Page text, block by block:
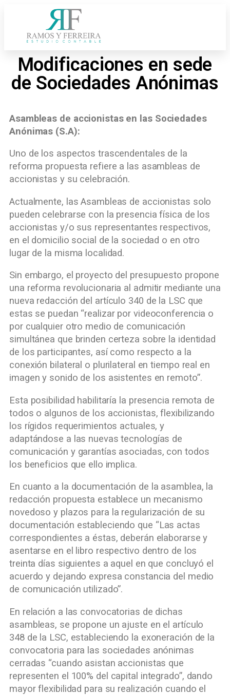
Modificaciones en sede
de Sociedades Anónimas
Asambleas de accionistas en las Sociedades
Anónimas (S.A):
Uno de los aspectos trascendentales de la
reforma propuesta refiere a las asambleas de
accionistas y su celebración.
Actualmente, las Asambleas de accionistas solo
pueden celebrarse con la presencia física de los
accionistas y/o sus representantes respectivos,
en el domicilio social de la sociedad o en otro
lugar de la misma localidad.
Sin embargo, el proyecto del presupuesto propone
una reforma revolucionaria al admitir mediante una
nueva redacción del artículo 340 de la LSC que
estas se puedan “realizar por videoconferencia o
por cualquier otro medio de comunicación
simultánea que brinden certeza sobre la identidad
de los participantes, así como respecto a la
conexión bilateral o plurilateral en tiempo real en
imagen y sonido de los asistentes en remoto”.
Esta posibilidad habilitaría la presencia remota de
todos o algunos de los accionistas, flexibilizando
los rígidos requerimientos actuales, y
adaptándose a las nuevas tecnologías de
comunicación y garantías asociadas, con todos
los beneficios que ello implica.
En cuanto a la documentación de la asamblea, la
redacción propuesta establece un mecanismo
novedoso y plazos para la regularización de su
documentación estableciendo que “Las actas
correspondientes a éstas, deberán elaborarse y
asentarse en el libro respectivo dentro de los
treinta días siguientes a aquel en que concluyó el
acuerdo y dejando expresa constancia del medio
de comunicación utilizado”.
En relación a las convocatorias de dichas
asambleas, se propone un ajuste en el artículo
348 de la LSC, estableciendo la exoneración de la
convocatoria para las sociedades anónimas
cerradas “cuando asistan accionistas que
representen el 100% del capital integrado”, dando
mayor flexibilidad para su realización cuando el